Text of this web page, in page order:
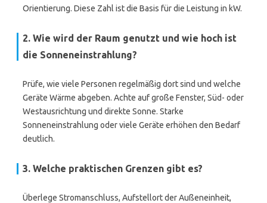
Orientierung. Diese Zahl ist die Basis für die Leistung in kW.
2. Wie wird der Raum genutzt und wie hoch ist
die Sonneneinstrahlung?
Prüfe, wie viele Personen regelmäßig dort sind und welche
Geräte Wärme abgeben. Achte auf große Fenster, Süd- oder
Westausrichtung und direkte Sonne. Starke
Sonneneinstrahlung oder viele Geräte erhöhen den Bedarf
deutlich.
3. Welche praktischen Grenzen gibt es?
Überlege Stromanschluss, Aufstellort der Außeneinheit,